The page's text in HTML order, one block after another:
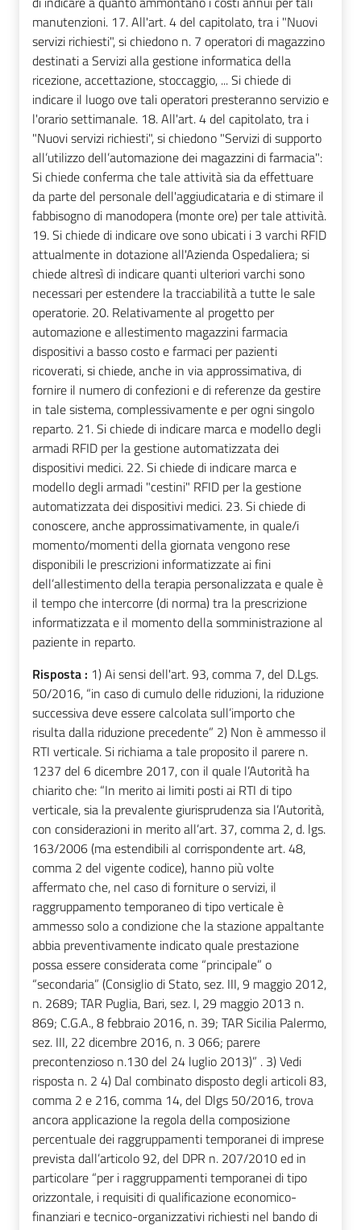
manutenzioni. 17. All'art. 4 del capitolato, tra i "Nuovi
servizi richiesti", si chiedono n. 7 operatori di magazzino
destinati a Servizi alla gestione informatica della
ricezione, accettazione, stoccaggio, ... Si chiede di
indicare il luogo ove tali operatori presteranno servizio e
l'orario settimanale. 18. All'art. 4 del capitolato, tra i
"Nuovi servizi richiesti", si chiedono "Servizi di supporto
all’utilizzo dell’automazione dei magazzini di farmacia":
Si chiede conferma che tale attività sia da effettuare
da parte del personale dell'aggiudicataria e di stimare il
fabbisogno di manodopera (monte ore) per tale attività.
19. Si chiede di indicare ove sono ubicati i 3 varchi RFID
attualmente in dotazione all'Azienda Ospedaliera; si
chiede altresì di indicare quanti ulteriori varchi sono
necessari per estendere la tracciabilità a tutte le sale
operatorie. 20. Relativamente al progetto per
automazione e allestimento magazzini farmacia
dispositivi a basso costo e farmaci per pazienti
ricoverati, si chiede, anche in via approssimativa, di
fornire il numero di confezioni e di referenze da gestire
in tale sistema, complessivamente e per ogni singolo
reparto. 21. Si chiede di indicare marca e modello degli
armadi RFID per la gestione automatizzata dei
dispositivi medici. 22. Si chiede di indicare marca e
modello degli armadi "cestini" RFID per la gestione
automatizzata dei dispositivi medici. 23. Si chiede di
conoscere, anche approssimativamente, in quale/i
momento/momenti della giornata vengono rese
disponibili le prescrizioni informatizzate ai fini
dell’allestimento della terapia personalizzata e quale è
il tempo che intercorre (di norma) tra la prescrizione
informatizzata e il momento della somministrazione al
paziente in reparto.
Risposta : 1) Ai sensi dell'art. 93, comma 7, del D.Lgs.
50/2016, “in caso di cumulo delle riduzioni, la riduzione
successiva deve essere calcolata sull’importo che
risulta dalla riduzione precedente” 2) Non è ammesso il
RTI verticale. Si richiama a tale proposito il parere n.
1237 del 6 dicembre 2017, con il quale l’Autorità ha
chiarito che: “In merito ai limiti posti ai RTI di tipo
verticale, sia la prevalente giurisprudenza sia l’Autorità,
con considerazioni in merito all’art. 37, comma 2, d. lgs.
163/2006 (ma estendibili al corrispondente art. 48,
comma 2 del vigente codice), hanno più volte
affermato che, nel caso di forniture o servizi, il
raggruppamento temporaneo di tipo verticale è
ammesso solo a condizione che la stazione appaltante
abbia preventivamente indicato quale prestazione
possa essere considerata come “principale” o
“secondaria” (Consiglio di Stato, sez. III, 9 maggio 2012,
n. 2689; TAR Puglia, Bari, sez. I, 29 maggio 2013 n.
869; C.G.A., 8 febbraio 2016, n. 39; TAR Sicilia Palermo,
sez. III, 22 dicembre 2016, n. 3 066; parere
precontenzioso n.130 del 24 luglio 2013)” . 3) Vedi
risposta n. 2 4) Dal combinato disposto degli articoli 83,
comma 2 e 216, comma 14, del Dlgs 50/2016, trova
ancora applicazione la regola della composizione
percentuale dei raggruppamenti temporanei di imprese
prevista dall’articolo 92, del DPR n. 207/2010 ed in
particolare “per i raggruppamenti temporanei di tipo
orizzontale, i requisiti di qualificazione economico-
finanziari e tecnico-organizzativi richiesti nel bando di